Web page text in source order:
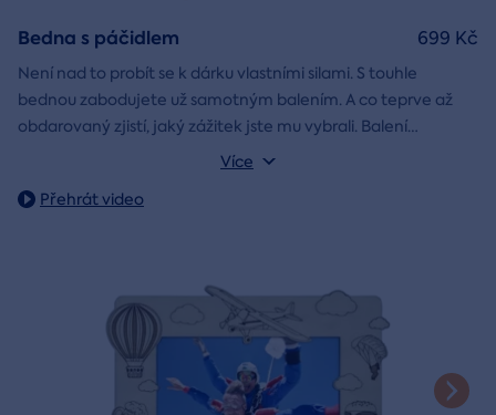
Bedna s páčidlem
Není nad to probít se k dárku vlastními silami. S touhle
bednou zabodujete už samotným balením. A co teprve až
obdarovaný zjistí, jaký zážitek jste mu vybrali. Balení
dárkovou skládačku
tak istylové tričko
Můžete vybrat z motivů k narozeninám, z lásky, k vánocům
Vnější rozměry: 20×20×20 cm
Více
699 Kč
Přehrát video